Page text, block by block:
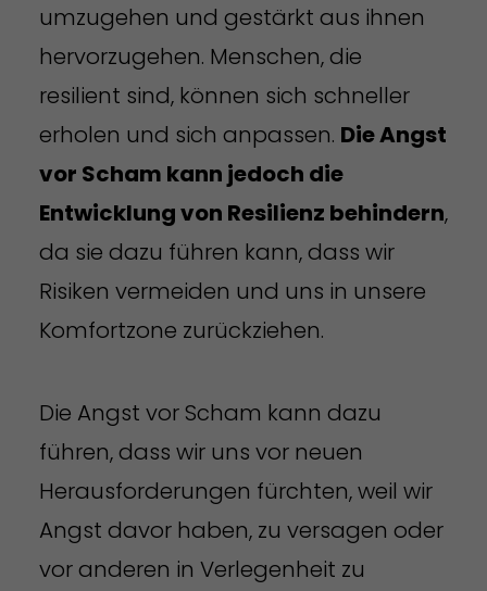
umzugehen und gestärkt aus ihnen
hervorzugehen. Menschen, die
resilient sind, können sich schneller
erholen und sich anpassen. Die Angst
vor Scham kann jedoch die
Entwicklung von Resilienz behindern,
da sie dazu führen kann, dass wir
Risiken vermeiden und uns in unsere
Komfortzone zurückziehen.
Die Angst vor Scham kann dazu
führen, dass wir uns vor neuen
Herausforderungen fürchten, weil wir
Angst davor haben, zu versagen oder
vor anderen in Verlegenheit zu